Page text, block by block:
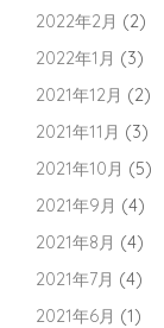
2022年2月 (2)
2022年1月 (3)
2021年12月 (2)
2021年11月 (3)
2021年10月 (5)
2021年9月 (4)
2021年8月 (4)
2021年7月 (4)
2021年6月 (1)